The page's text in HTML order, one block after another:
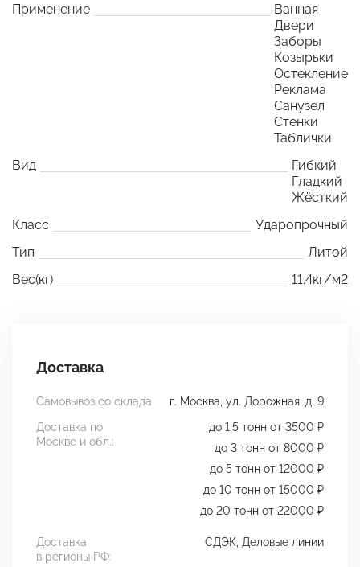
Применение
Ванная
Двери
Заборы
Козырьки
Остекление
Реклама
Санузел
Стенки
Таблички
Вид
Гибкий
Гладкий
Жёсткий
Класс
Ударопрочный
Тип
Литой
Вес(кг)
11.4кг/м2
Доставка
Самовывоз со склада
г. Москва, ул. Дорожная, д. 9
Доставка по
Москве и обл.:
до 1.5 тонн от 3500 ₽
до 3 тонн от 8000 ₽
до 5 тонн от 12000 ₽
до 10 тонн от 15000 ₽
до 20 тонн от 22000 ₽
Доставка
в регионы РФ:
СДЭК, Деловые линии